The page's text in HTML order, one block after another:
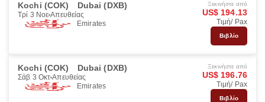
Kochi (COK) Dubai (DXB)
Τρί 3 Νοε Απευθείας
Emirates
Ξεκινήστε από
US$ 194.13
Τιμή/ Pax
Βιβλίο
Kochi (COK) Dubai (DXB)
Σάβ 3 Οκτ Απευθείας
Emirates
Ξεκινήστε από
US$ 196.76
Τιμή/ Pax
Βιβλίο